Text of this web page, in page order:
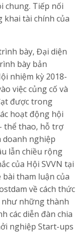
chung. Tiếp nối
khai tài chính của
bày, Đại diện
bày bản
nhiệm kỳ 2018-
việc củng cố và
được trong
hoạt động hội
thể thao, hỗ trợ
doanh nghiệp
lẫn chiều rộng
của Hội SVVN tại
tham luận của
về cách thức
như những thành
các diễn đàn chia
nghiệp Start-ups